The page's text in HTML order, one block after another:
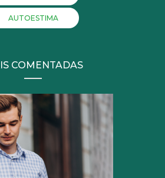
AUTOESTIMA
COMENTADAS